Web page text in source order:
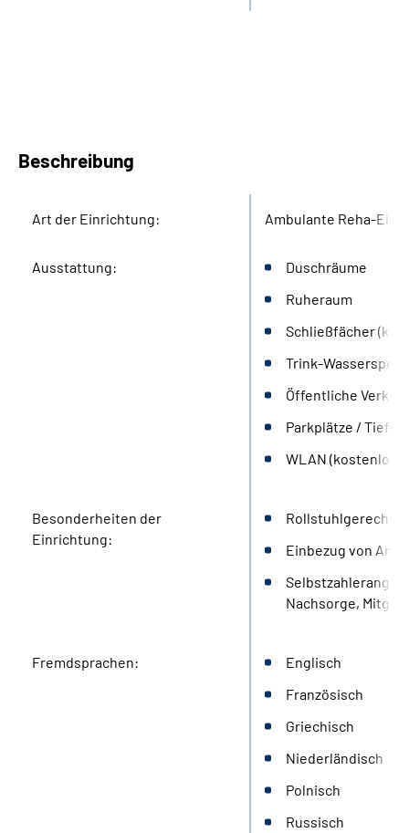
Beschreibung
Art der Einrichtung: Ambulante Reha-
Ausstattung:
Duschräume
Ruheraum
Schließfächer
Trink-
Öffentliche
Parkplätze /
WLAN (kostenlos)
Besonderheiten der
Einrichtung:
Rollstuhlgerecht
Einbezug von
Nachsorge,
Fremdsprachen:
Englisch
Französisch
Griechisch
Niederländisch
Polnisch
Russisch